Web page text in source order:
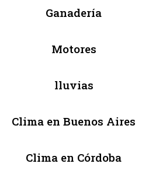
Ganadería
Motores
lluvias
Clima en Buenos Aires
Clima en Córdoba